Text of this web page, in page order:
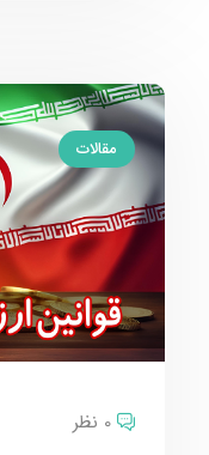
مقالات
0 نظر